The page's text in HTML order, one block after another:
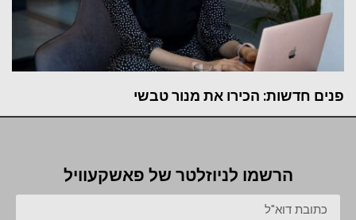
פנים חדשות: הכירו את מנור טבשי
הרשמו לניוזלטר של פאשקעוויל